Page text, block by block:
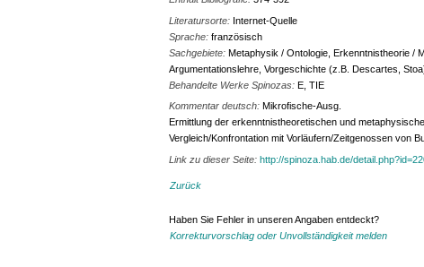
Literatursorte: Internet-Quelle
Sprache:französisch
Sachgebiete:Metaphysik / Ontologie, Erkenntnistheorie /
Argumentationslehre, Vorgeschichte (z.B. Descartes,
Behandelte Werke Spinozas:E, TIE
Kommentar deutsch:Mikrofische-Ausg.
Ermittlung der erkenntnistheoretischen und
Vergleich/Konfrontation mit Vorläufern/Zeitgenossen von
Link zu dieser Seite:http://spinoza.hab.de/
Zurück
Haben Sie Fehler in unseren Angaben entdeckt?
Korrekturvorschlag oder Unvollständigkeit melden